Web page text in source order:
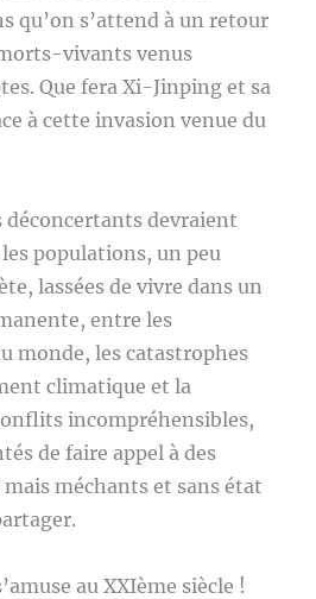
qu’on s’attend à un retour
vivants venus
Que fera Xi-Jinping et sa
à cette invasion venue du
déconcertants devraient
populations, un peu
lassées de vivre dans un
entre les
monde, les catastrophes
climatique et la
incompréhensibles,
de faire appel à des
méchants et sans état
au XXIème siècle !